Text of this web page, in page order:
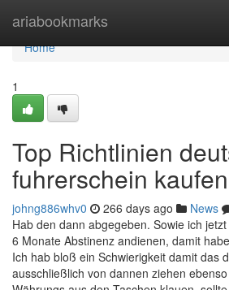
ariabookmarks
Home
Home
1
Top Richtlinien
fuhrerschein kaufen
johng886whv0 266 days ago News
Hab den dann abgegeben. Sowie ich
6 Monate Abstinenz andienen, damit
Ich hab bloß ein Schwierigkeit damit das
ausschließlich von dannen ziehen